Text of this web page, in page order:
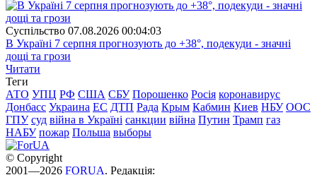
Суспiльство 07.08.2026 00:04:03
В Україні 7 серпня прогнозують до +38°, подекуди - значні
дощі та грози
Читати
Теги
АТО УПЦ РФ США СБУ Порошенко Росія коронавирус
Донбасс Украина ЕС ДТП Рада Крым Кабмин Киев НБУ ООС
ГПУ суд війна в Україні санкции війна Путин Трамп газ
НАБУ пожар Польша выборы
© Copyright
2001—2026 FORUA. Редакція: